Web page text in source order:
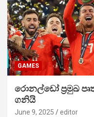
GAMES
රොනල්ඩෝ ප්‍රමුඛ
ගනියි
June 9, 2025 editor